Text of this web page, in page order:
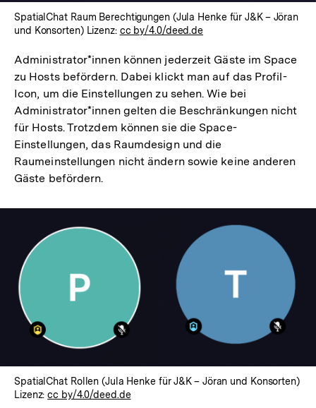
SpatialChat Raum Berechtigungen (Jula Henke für J&K – Jöran
und Konsorten) Lizenz: cc by/4.0/deed.de
Administrator*innen können jederzeit Gäste im Space
zu Hosts befördern. Dabei klickt man auf das Profil-
Icon, um die Einstellungen zu sehen. Wie bei
Administrator*innen gelten die Beschränkungen nicht
für Hosts. Trotzdem können sie die Space-
Einstellungen, das Raumdesign und die
Raumeinstellungen nicht ändern sowie keine anderen
Gäste befördern.
SpatialChat Rollen (Jula Henke für J&K – Jöran und Konsorten)
Lizenz:cc by/4.0/deed.de